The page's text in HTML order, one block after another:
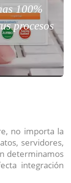
100%
procesos
no importa la
servidores,
determinamos
integración